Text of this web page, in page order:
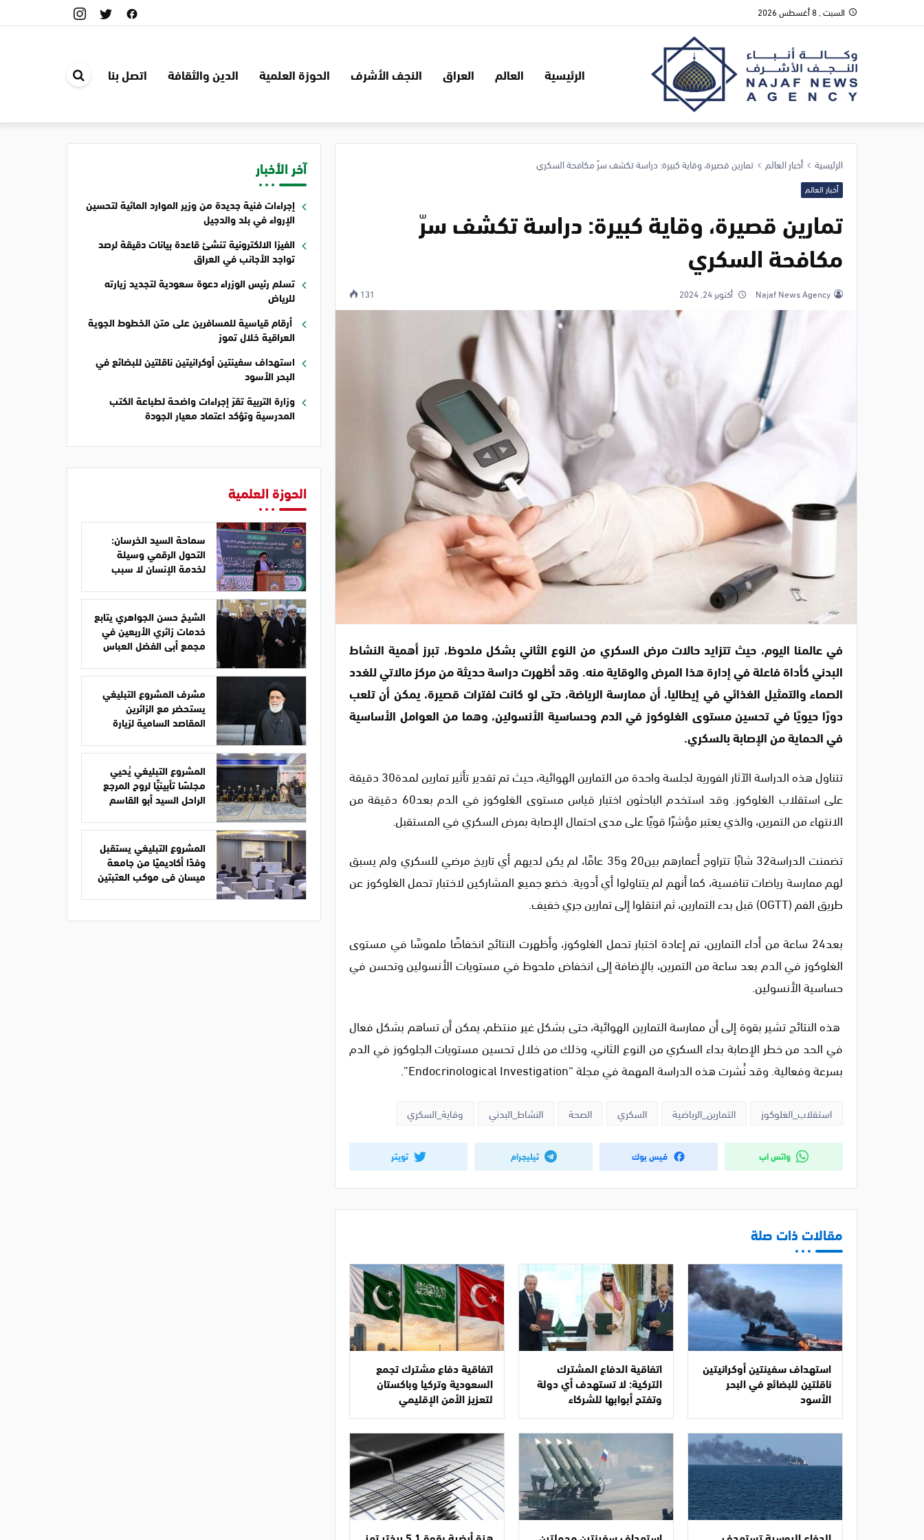
السبت , 8 أغسطس 2026
الرئيسية العالم العراق النجف الأشرف الحوزة العلمية الدين والثقافة اتصل بنا
الموقع
الرئيسية أخبار العالم تمارين قصيرة، وقاية كبيرة: دراسة تكشف سرّ مكافحة السكري
أخبار العالم
تمارين قصيرة، وقاية كبيرة: دراسة تكشف سرّ
مكافحة السكري
Najaf News Agency أكتوبر 24, 2024 131
في عالمنا اليوم، حيث تتزايد حالات مرض السكري من النوع الثاني بشكل ملحوظ، تبرز أهمية النشاط
البدني كأداة فاعلة في إدارة هذا المرض والوقاية منه. وقد أظهرت دراسة حديثة من مركز مالاتي للغدد
الصماء والتمثيل الغذائي في إيطاليا، أن ممارسة الرياضة، حتى لو كانت لفترات قصيرة، يمكن أن تلعب
دورًا حيويًا في تحسين مستوى الغلوكوز في الدم وحساسية الأنسولين، وهما من العوامل الأساسية
في الحماية من الإصابة بالسكري.
تتناول هذه الدراسة الآثار الفورية لجلسة واحدة من التمارين الهوائية، حيث تم تقدير تأثير تمارين لمدة30 دقيقة
على استقلاب الغلوكوز. وقد استخدم الباحثون اختبار قياس مستوى الغلوكوز في الدم بعد60 دقيقة من
الانتهاء من التمرين، والذي يعتبر مؤشرًا قويًا على مدى احتمال الإصابة بمرض السكري في المستقبل.
تضمنت الدراسة32 شابًا تتراوح أعمارهم بين20 و35 عامًا، لم يكن لديهم أي تاريخ مرضي للسكري ولم يسبق
لهم ممارسة رياضات تنافسية، كما أنهم لم يتناولوا أي أدوية. خضع جميع المشاركين لاختبار تحمل الغلوكوز عن
طريق الفم (OGTT) قبل بدء التمارين، ثم انتقلوا إلى تمارين جري خفيف.
بعد24 ساعة من أداء التمارين، تم إعادة اختبار تحمل الغلوكوز، وأظهرت النتائج انخفاضًا ملموسًا في مستوى
الغلوكوز في الدم بعد ساعة من التمرين، بالإضافة إلى انخفاض ملحوظ في مستويات الأنسولين وتحسن في
حساسية الأنسولين.
هذه النتائج تشير بقوة إلى أن ممارسة التمارين الهوائية، حتى بشكل غير منتظم، يمكن أن تساهم بشكل فعال
في الحد من خطر الإصابة بداء السكري من النوع الثاني، وذلك من خلال تحسين مستويات الجلوكوز في الدم
بسرعة وفعالية. وقد نُشرت هذه الدراسة المهمة في مجلة “Endocrinological Investigation”.
استقلاب_الغلوكوز التمارين_الرياضية السكري الصحة النشاط_البدني وقاية_السكري
واتس اب فيس بوك تيليجرام تويتر
مقالات ذات صلة
استهداف سفينتين أوكرانيتين
ناقلتين للبضائع في البحر
الأسود
اتفاقية الدفاع المشترك
التركية: لا تستهدف أي دولة
وتفتح أبوابها للشركاء
اتفاقية دفاع مشترك تجمع
السعودية وتركيا وباكستان
لتعزيز الأمن الإقليمي
آخر الأخبار
إجراءات فنية جديدة من وزير الموارد المائية لتحسين
الإرواء في بلد والدجيل
الفيزا الالكترونية تنشئ قاعدة بيانات دقيقة لرصد
تواجد الأجانب في العراق
تسلم رئيس الوزراء دعوة سعودية لتجديد زيارته
للرياض
أرقام قياسية للمسافرين على متن الخطوط الجوية
العراقية خلال تموز
استهداف سفينتين أوكرانيتين ناقلتين للبضائع في
البحر الأسود
وزارة التربية تقرّ إجراءات واضحة لطباعة الكتب
المدرسية وتؤكد اعتماد معيار الجودة
الحوزة العلمية
سماحة السيد الخرسان:
التحول الرقمي وسيلة
لخدمة الإنسان لا سبب
الشيخ حسن الجواهري يتابع
خدمات زائري الأربعين في
مجمع أبي الفضل العباس
مشرف المشروع التبليغي
يستحضر مع الزائرين
المقاصد السامية لزيارة
المشروع التبليغي يُحيي
مجلسًا تأبينيًّا لروح المرجع
الراحل السيد أبو القاسم
المشروع التبليغي يستقبل
وفدًا أكاديميًا من جامعة
ميسان في موكب العتبتين